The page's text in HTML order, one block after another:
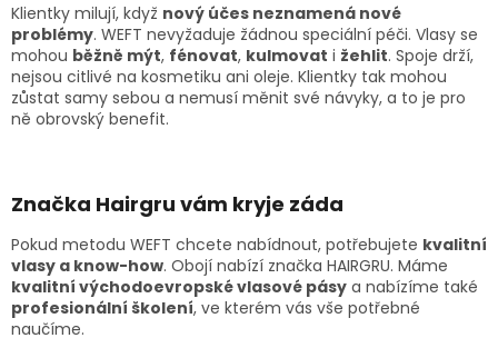
Klientky milují, když nový účes neznamená nové
problémy. WEFT nevyžaduje žádnou speciální péči. Vlasy se
mohou běžně mýt, fénovat, kulmovat i žehlit. Spoje drží,
nejsou citlivé na kosmetiku ani oleje. Klientky tak mohou
zůstat samy sebou a nemusí měnit své návyky, a to je pro
ně obrovský benefit.
Značka Hairgru vám kryje záda
Pokud metodu WEFT chcete nabídnout, potřebujete kvalitní
vlasy a know-how. Obojí nabízí značka HAIRGRU. Máme
kvalitní východoevropské vlasové pásy a nabízíme také
profesionální školení, ve kterém vás vše potřebné
naučíme.